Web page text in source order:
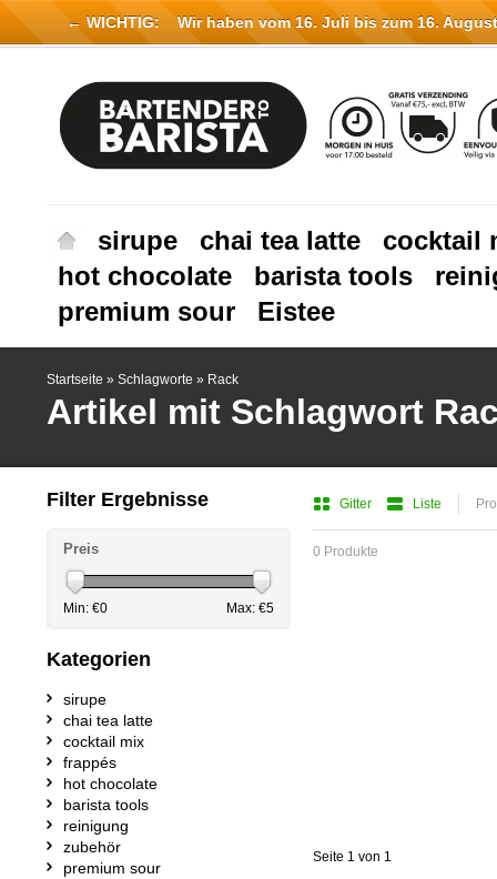
sirupe chai tea latte
cocktail
hot chocolate
barista tools
premium sour
Eistee
Startseite » Schlagworte » Rack
Artikel mit Schlagwort
Gitter Liste
0 Produkte
Seite 1 von 1
Filter Ergebnisse
Preis
Min: €0 Max: €5
Kategorien
sirupe
chai tea latte
cocktail mix
frappés
hot chocolate
barista tools
reinigung
zubehör
premium sour
← WICHTIG: Wir haben vom 16. Juli bis zum 16.